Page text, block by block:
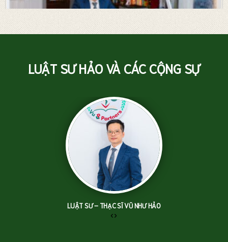
Luật sư riêng – Tư vấn pháp luật thường xuyên
LUẬT SƯ HẢO VÀ CÁC CỘNG SỰ
LUẬT SƯ – THẠC SĨ VŨ NHƯ HẢO
‹›